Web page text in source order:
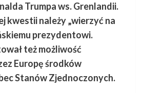
Trumpa ws. Grenlandii.
kwestii należy „wierzyć na
prezydentowi.
też możliwość
Europę środków
Stanów Zjednoczonych.